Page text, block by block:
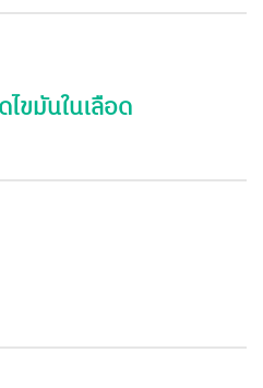
ขมันในเลือด